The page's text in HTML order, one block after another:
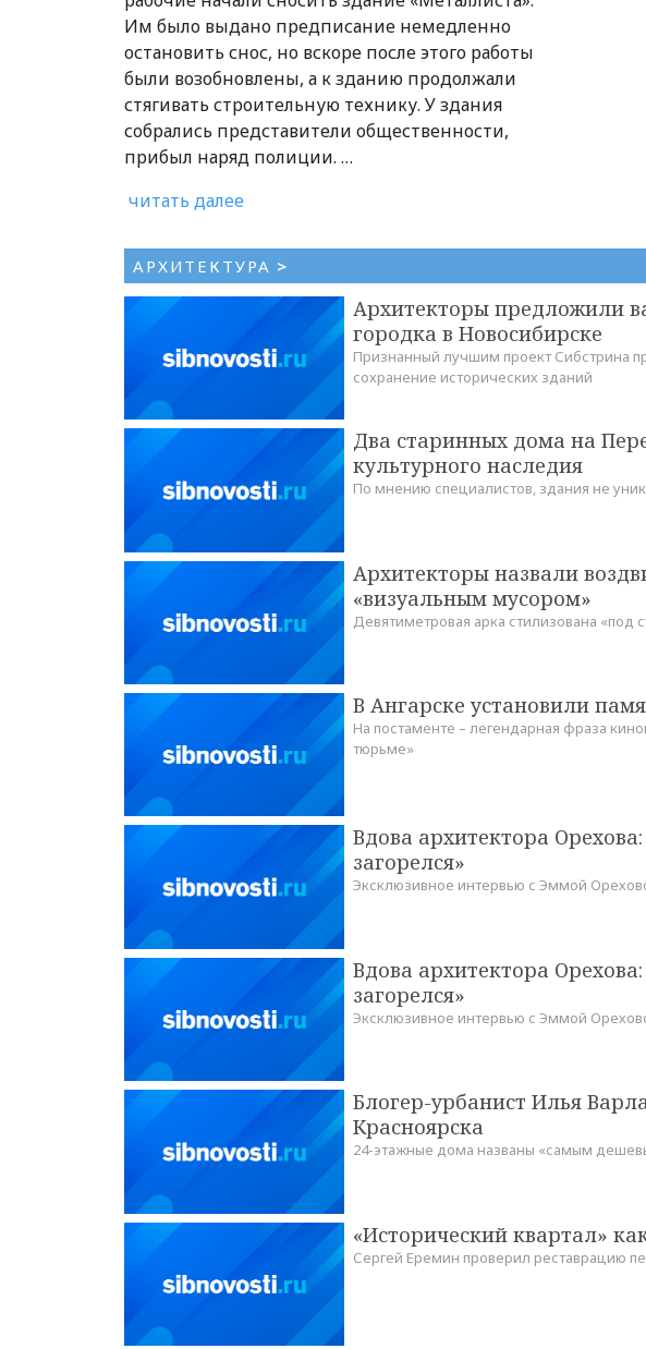
Им было выдано предписание немедленно
остановить снос, но вскоре после этого работы
были возобновлены, а к зданию продолжали
стягивать строительную технику. У здания
собрались представители общественности,
прибыл наряд полиции. …
читать далее
АРХИТЕКТУРА >
Архитекторы предложили
городка в Новосибирске
Признанный лучшим проект Сибстрина
сохранение исторических зданий
Два старинных дома на
культурного наследия
По мнению специалистов, здания не
Архитекторы назвали
«визуальным мусором»
Девятиметровая арка стилизована «под
В Ангарске установили
На постаменте – легендарная фраза
тюрьме»
Вдова архитектора
загорелся»
Эксклюзивное интервью с Эммой
Вдова архитектора
загорелся»
Эксклюзивное интервью с Эммой
Блогер-урбанист Илья
Красноярска
24-этажные дома названы «самым
«Исторический квартал»
Сергей Еремин проверил реставрацию